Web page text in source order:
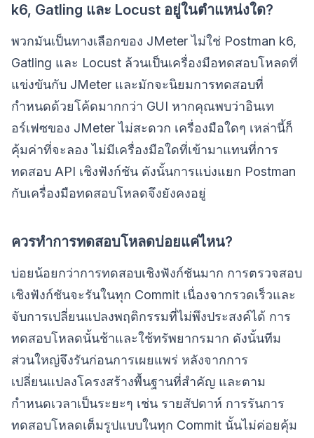
k6, Gatling และ Locust อยู่ในตำแหน่งใด?
พวกมันเป็นทางเลือกของ JMeter ไม่ใช่ Postman k6,
Gatling และ Locust ล้วนเป็นเครื่องมือทดสอบโหลดที่
แข่งขันกับ JMeter และมักจะนิยมการทดสอบที่
กำหนดด้วยโค้ดมากกว่า GUI หากคุณพบว่าอินเท
อร์เฟซของ JMeter ไม่สะดวก เครื่องมือใดๆ เหล่านี้ก็
คุ้มค่าที่จะลอง ไม่มีเครื่องมือใดที่เข้ามาแทนที่การ
ทดสอบ API เชิงฟังก์ชัน ดังนั้นการแบ่งแยก Postman
กับเครื่องมือทดสอบโหลดจึงยังคงอยู่
ควรทำการทดสอบโหลดบ่อยแค่ไหน?
บ่อยน้อยกว่าการทดสอบเชิงฟังก์ชันมาก การตรวจสอบ
เชิงฟังก์ชันจะรันในทุก Commit เนื่องจากรวดเร็วและ
จับการเปลี่ยนแปลงพฤติกรรมที่ไม่พึงประสงค์ได้ การ
ทดสอบโหลดนั้นช้าและใช้ทรัพยากรมาก ดังนั้นทีม
ส่วนใหญ่จึงรันก่อนการเผยแพร่ หลังจากการ
เปลี่ยนแปลงโครงสร้างพื้นฐานที่สำคัญ และตาม
กำหนดเวลาเป็นระยะๆ เช่น รายสัปดาห์ การรันการ
ทดสอบโหลดเต็มรูปแบบในทุก Commit นั้นไม่ค่อยคุ้ม